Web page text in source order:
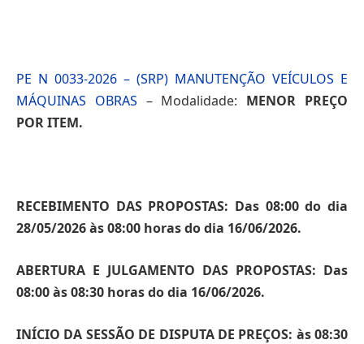
PE N 0033-2026 – (SRP) MANUTENÇÃO VEÍCULOS E
MÁQUINAS OBRAS – Modalidade: MENOR PREÇO
POR ITEM.
RECEBIMENTO DAS PROPOSTAS: Das 08:00 do dia
28/05/2026 às 08:00 horas do dia 16/06/2026.
ABERTURA E JULGAMENTO DAS PROPOSTAS: Das
08:00 às 08:30 horas do dia 16/06/2026.
INÍCIO DA SESSÃO DE DISPUTA DE PREÇOS: às 08:30